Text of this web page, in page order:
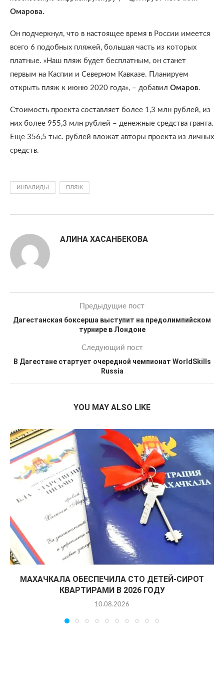
Омарова.
Он подчеркнул, что в настоящее время в России имеется
всего 6 подобных пляжей, большая часть из которых
платные. «Наш пляж будет бесплатным, он станет
первым на Каспии и Северном Кавказе. Планируем
открыть пляж к июню 2020 года», – добавил Омаров.
Стоимость проекта составляет более 1,3 млн рублей, из
них более 955,3 млн рублей – денежные средства гранта.
Еще 356,5 тыс. рублей вложат авторы проекта из личных
средств.
ИНВАЛИДЫ ПЛЯЖ
АЛИНА ХАСАНБЕКОВА
Предыдущие пост
Дагестанская боксерша выступит на предолимпийском
турнире в Лондоне
Следующий пост
В Дагестане стартует очередной чемпионат WorldSkills
Russia
YOU MAY ALSO LIKE
МАХАЧКАЛА ОБЕСПЕЧИЛА СТО ДЕТЕЙ-СИРОТ
КВАРТИРАМИ В 2026 ГОДУ
10.08.2026